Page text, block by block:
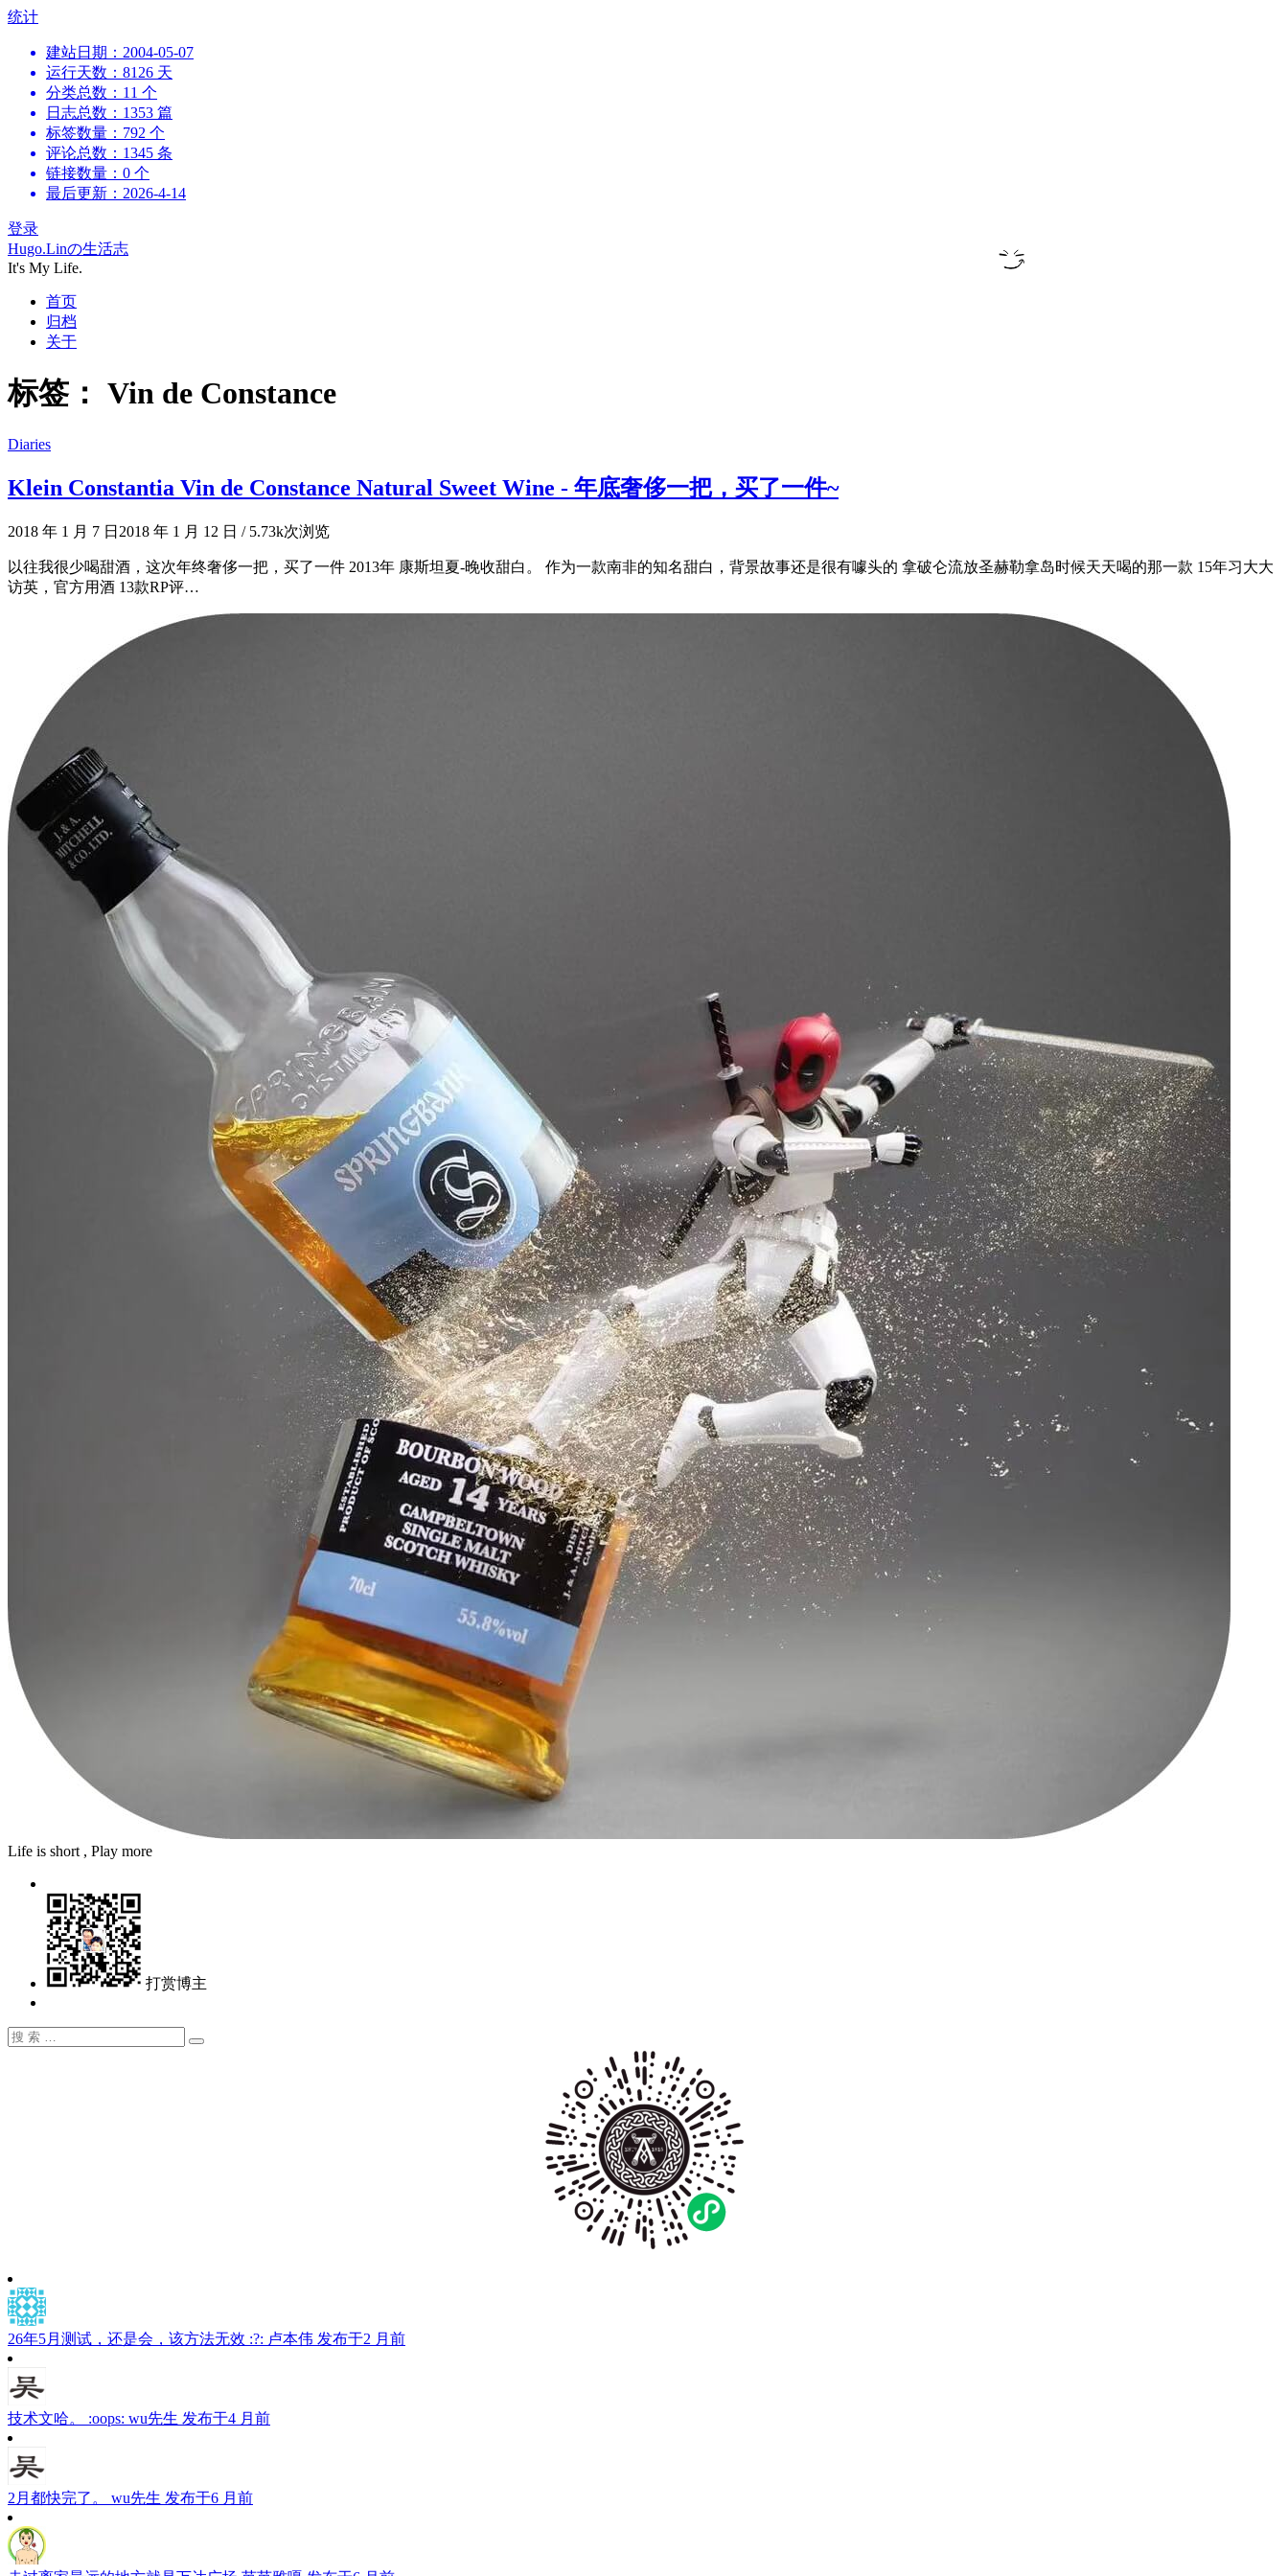
跳
统计
建站日期：2004-05-07
运行天数：8126 天
分类总数：11 个
日志总数：1353 篇
标签数量：792 个
评论总数：1345 条
链接数量：0 个
最后更新：2026-4-14
登录
Hugo.Linの生活志
It's My Life.
首页
归档
关于
标签： Vin de Constance
Diaries
Klein Constantia Vin de Constance Natural Sweet Wine - 年底奢侈一把，买了一件~
2018 年 1 月 7 日 2018 年 1 月 12 日 /5.73k次浏览
以往我很少喝甜酒，这次年终奢侈一把，买了一件 2013年 康斯坦夏-晚收甜白。 作为一款南非的知名甜白，背景故事还是很有噱头的 拿破仑流放圣赫勒拿岛时候天天喝的那一款 15年习大大
访英，官方用酒 13款RP评…
Life is short , Play more
打赏博主
搜
搜
26年5月测试，还是会，该方法无效 :?: 卢本伟 发布于2 月前
技术文哈。 :oops: wu先生 发布于4 月前
2月都快完了。 wu先生 发布于6 月前